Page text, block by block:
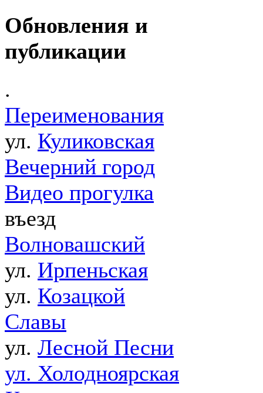
Обновления и
публикации
.
Переименования
ул. Куликовская
Вечерний город
Видео прогулка
въезд
Волновашский
ул. Ирпеньская
ул. Козацкой
Славы
ул. Лесной Песни
ул. Холодноярская